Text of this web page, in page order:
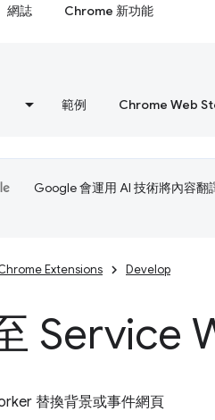
網誌 Chrome 新功能
範例 Chrome Web
Google 會運用 AI 技術將內容翻
Extensions Develop
Service
替換背景或事件網頁